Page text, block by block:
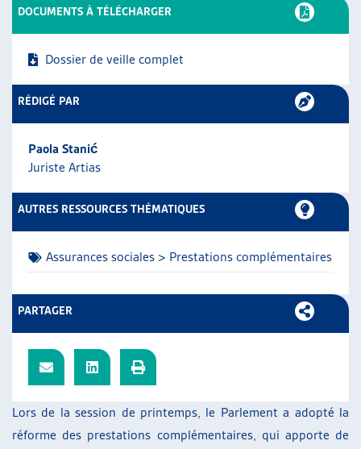
VEILLE
THÉMATIQUES
GUIDE SOCIAL ROMAND
AUTRES
L’ASSOCIATION
PROJETS ET ACTIVITÉS
JOURNÉES D’AUTOMNE
Lors de la session de printemps, le Parlement a adopté la
réforme des prestations complémentaires, qui apporte de
DOCUMENTS À TÉLÉCHARGER
Dossier de veille complet
RÉDIGÉ PAR
Paola Stanić
Juriste Artias
AUTRES RESSOURCES THÉMATIQUES
Assurances sociales > Prestations complémentaires
PARTAGER